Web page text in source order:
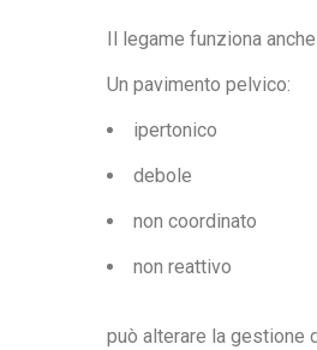
Il legame funziona
Un pavimento pelvico:
ipertonico
debole
non coordinato
non reattivo
può alterare la gestione